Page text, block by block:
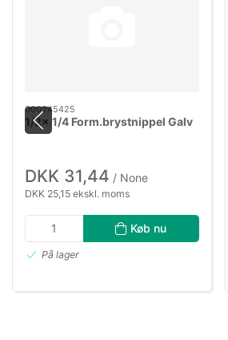
000245425
1/2x 1/4 Form.brystnippel Galv
DKK 31,44 / None
DKK 25,15 ekskl. moms
Køb nu
På lager